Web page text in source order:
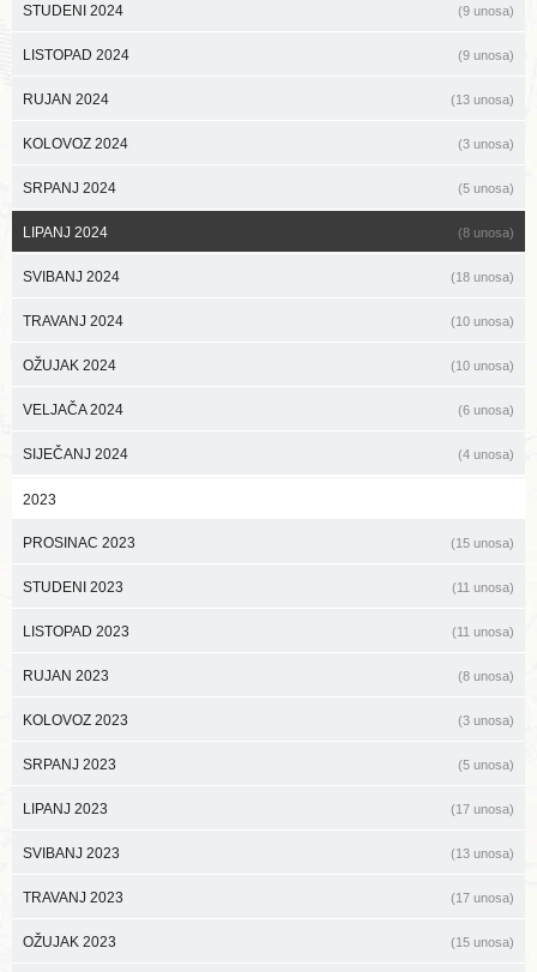
STUDENI 2024 (9 unosa)
LISTOPAD 2024 (9 unosa)
RUJAN 2024 (13 unosa)
KOLOVOZ 2024 (3 unosa)
SRPANJ 2024 (5 unosa)
LIPANJ 2024 (8 unosa)
SVIBANJ 2024 (18 unosa)
TRAVANJ 2024 (10 unosa)
OŽUJAK 2024 (10 unosa)
VELJAČA 2024 (6 unosa)
SIJEČANJ 2024 (4 unosa)
2023
PROSINAC 2023 (15 unosa)
STUDENI 2023 (11 unosa)
LISTOPAD 2023 (11 unosa)
RUJAN 2023 (8 unosa)
KOLOVOZ 2023 (3 unosa)
SRPANJ 2023 (5 unosa)
LIPANJ 2023 (17 unosa)
SVIBANJ 2023 (13 unosa)
TRAVANJ 2023 (17 unosa)
OŽUJAK 2023 (15 unosa)